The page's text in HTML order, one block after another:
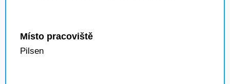
Místo pracoviště
Pilsen